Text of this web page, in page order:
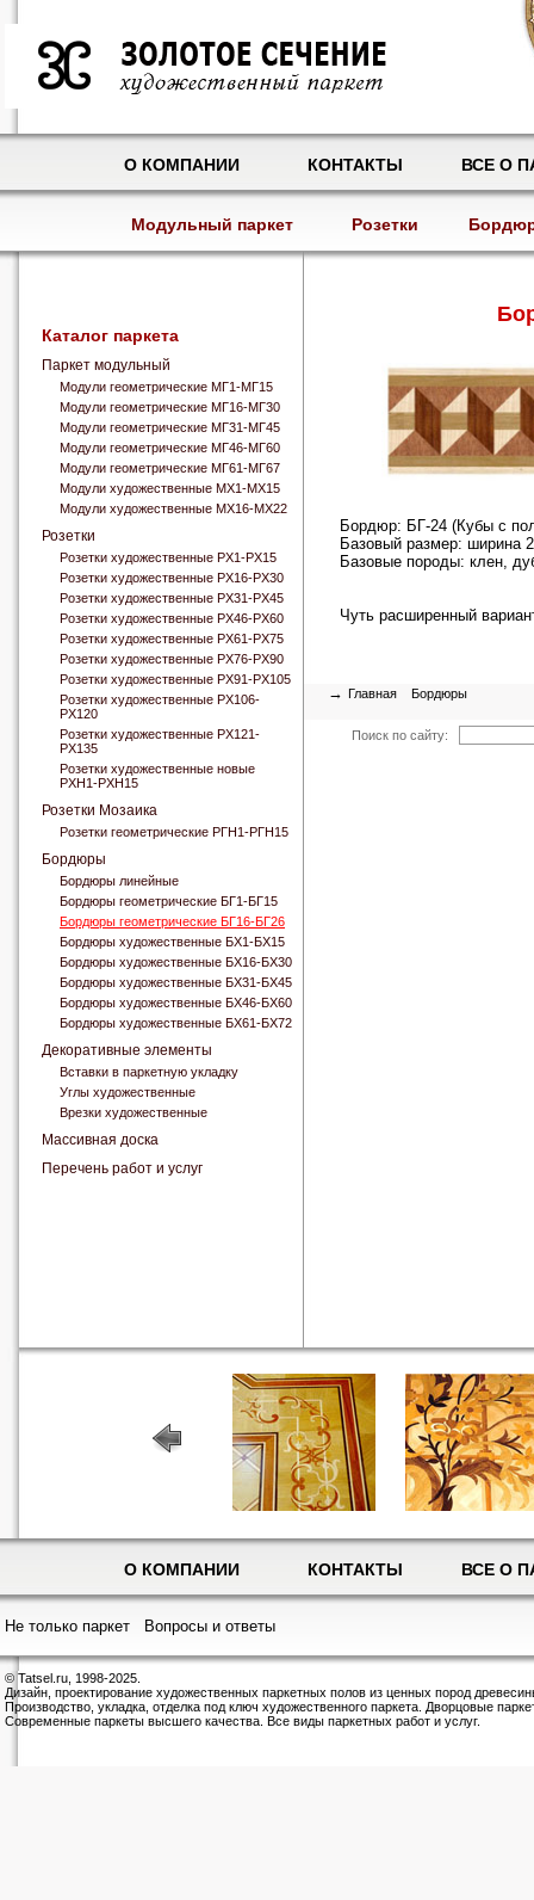
О КОМПАНИИ КОНТАКТЫ ВСЕ О
Модульный паркет Розетки
Каталог паркета
Паркет модульный
Модули геометрические МГ1-МГ15
Модули геометрические МГ16-МГ30
Модули геометрические МГ31-МГ45
Модули геометрические МГ46-МГ60
Модули геометрические МГ61-МГ67
Модули художественные МХ1-МХ15
Модули художественные МХ16-МХ22
Розетки
Розетки художественные РХ1-РХ15
Розетки художественные РХ16-РХ30
Розетки художественные РХ31-РХ45
Розетки художественные РХ46-РХ60
Розетки художественные РХ61-РХ75
Розетки художественные РХ76-РХ90
Розетки художественные РХ91-РХ105
Розетки художественные РХ106-
РХ120
Розетки художественные РХ121-
РХ135
Розетки художественные новые
РХН1-РХН15
Розетки Мозаика
Розетки геометрические РГН1-РГН15
Бордюры
Бордюры линейные
Бордюры геометрические БГ1-БГ15
Бордюры геометрические БГ16-БГ26
Бордюры художественные БХ1-БХ15
Бордюры художественные БХ16-БХ30
Бордюры художественные БХ31-БХ45
Бордюры художественные БХ46-БХ60
Бордюры художественные БХ61-БХ72
Декоративные элементы
Вставки в паркетную укладку
Углы художественные
Врезки художественные
Массивная доска
Перечень работ и услуг
Бордюр: БГ-24 (Кубы с
Базовый размер: ширина
Базовые породы: клен,
Чуть расширенный
→ Главная Бордюры
Поиск по сайту:
О КОМПАНИИ КОНТАКТЫ ВСЕ О
Не только паркет Вопросы и ответы
© Tatsel.ru, 1998-2025.
Дизайн, проектирование художественных паркетных полов из ценных пород
Производство, укладка, отделка под ключ художественного паркета. Дворцовые
Современные паркеты высшего качества. Все виды паркетных работ и услуг.